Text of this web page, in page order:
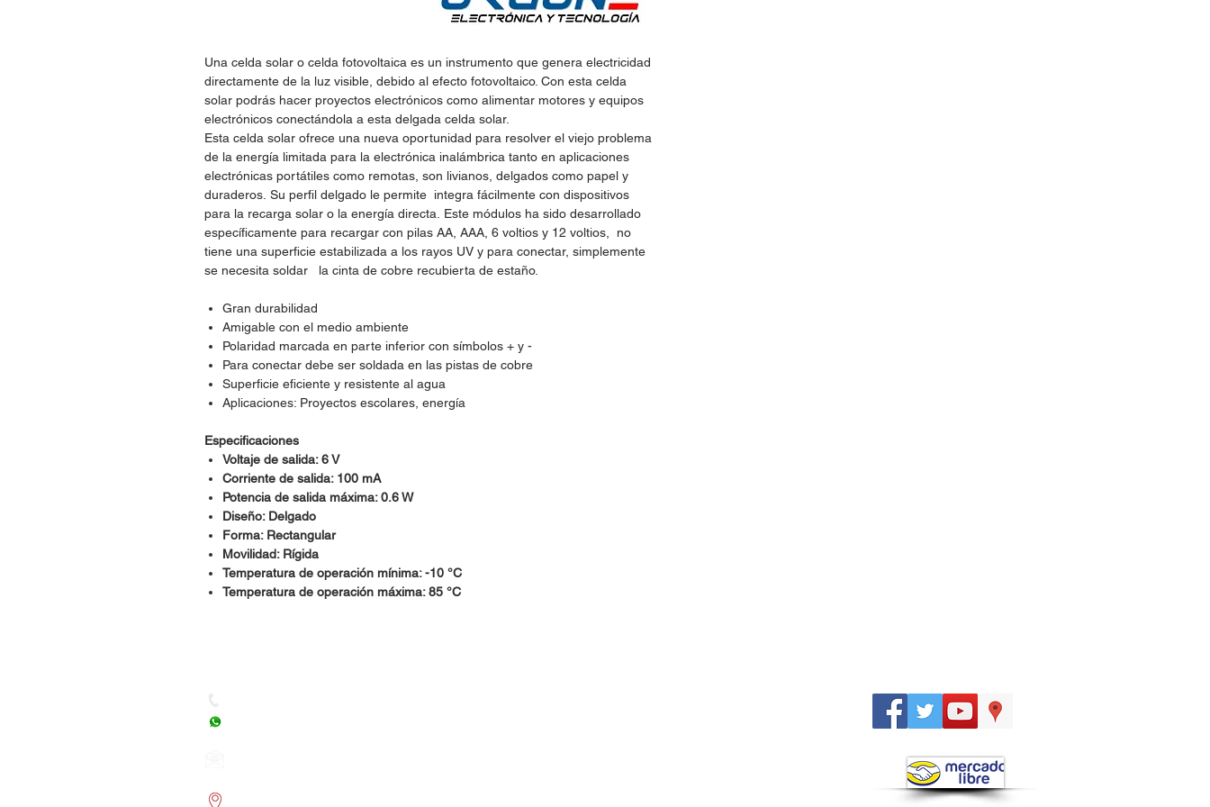
Una celda solar o celda fotovoltaica es un instrumento que genera electricidad
directamente de la luz visible, debido al efecto fotovoltaico. Con esta celda
solar podrás hacer proyectos electrónicos como alimentar motores y equipos
electrónicos conectándola a esta delgada celda solar.
Esta celda solar ofrece una nueva oportunidad para resolver el viejo problema
de la energía limitada para la electrónica inalámbrica tanto en aplicaciones
electrónicas portátiles como remotas, son livianos, delgados como papel y
duraderos. Su perfil delgado le permite integra fácilmente con dispositivos
para la recarga solar o la energía directa. Este módulos ha sido desarrollado
específicamente para recargar con pilas AA, AAA, 6 voltios y 12 voltios, no
tiene una superficie estabilizada a los rayos UV y para conectar, simplemente
se necesita soldar la cinta de cobre recubierta de estaño.
Gran durabilidad
Amigable con el medio ambiente
Polaridad marcada en parte inferior con símbolos + y -
Para conectar debe ser soldada en las pistas de cobre
Superficie eficiente y resistente al agua
Aplicaciones: Proyectos escolares, energía
Especificaciones
Voltaje de salida: 6 V
Corriente de salida: 100 mA
Potencia de salida máxima: 0.6 W
Diseño: Delgado
Forma: Rectangular
Movilidad: Rígida
Temperatura de operación mínima: -10 °C
Temperatura de operación máxima: 85 °C